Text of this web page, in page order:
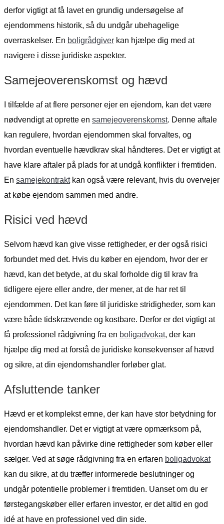
derfor vigtigt at få lavet en grundig undersøgelse af
ejendommens historik, så du undgår ubehagelige
overraskelser. En boligrådgiver kan hjælpe dig med at
navigere i disse juridiske aspekter.
Samejeoverenskomst og hævd
I tilfælde af at flere personer ejer en ejendom, kan det være
nødvendigt at oprette en samejeoverenskomst. Denne aftale
kan regulere, hvordan ejendommen skal forvaltes, og
hvordan eventuelle hævdkrav skal håndteres. Det er vigtigt at
have klare aftaler på plads for at undgå konflikter i fremtiden.
En samejekontraktkan også være relevant, hvis du overvejer
at købe ejendom sammen med andre.
Risici ved hævd
Selvom hævd kan give visse rettigheder, er der også risici
forbundet med det. Hvis du køber en ejendom, hvor der er
hævd, kan det betyde, at du skal forholde dig til krav fra
tidligere ejere eller andre, der mener, at de har ret til
ejendommen. Det kan føre til juridiske stridigheder, som kan
være både tidskrævende og kostbare. Derfor er det vigtigt at
få professionel rådgivning fra en boligadvokat, der kan
hjælpe dig med at forstå de juridiske konsekvenser af hævd
og sikre, at din ejendomshandler forløber glat.
Afsluttende tanker
Hævd er et komplekst emne, der kan have stor betydning for
ejendomshandler. Det er vigtigt at være opmærksom på,
hvordan hævd kan påvirke dine rettigheder som køber eller
sælger. Ved at søge rådgivning fra en erfaren boligadvokat
kan du sikre, at du træffer informerede beslutninger og
undgår potentielle problemer i fremtiden. Uanset om du er
førstegangskøber eller erfaren investor, er det altid en god
idé at have en professionel ved din side.